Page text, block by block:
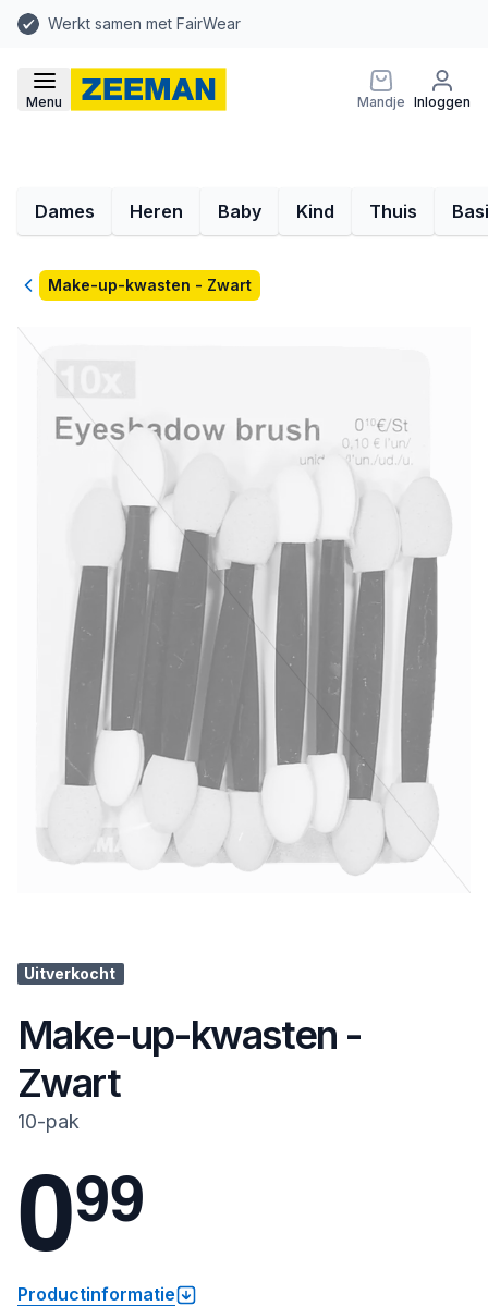
Werkt samen met FairWear
Menu Mandje Inloggen
Dames Heren Baby Kind Thuis
TerugMake-up-kwasten - Zwart
Uitverkocht
Make-up-kwasten -
Zwart
10-pak
099
Productinformatie